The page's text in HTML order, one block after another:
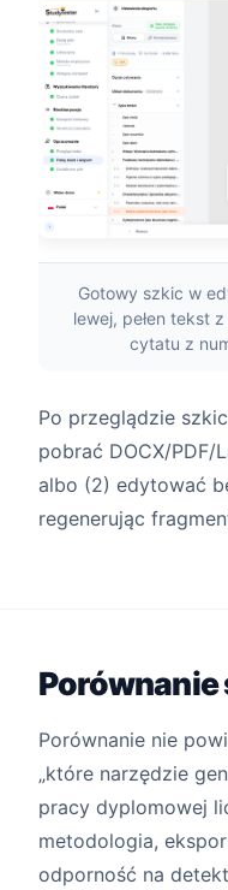
Gotowy szkic w
lewej, pełen tekst
cytatu z
Po przeglądzie
pobrać DOCX/PDF/
albo (2) edytować
regenerując
Porównanie
Porównanie nie
„które narzędzie
pracy dyplomowej
metodologia,
odporność na